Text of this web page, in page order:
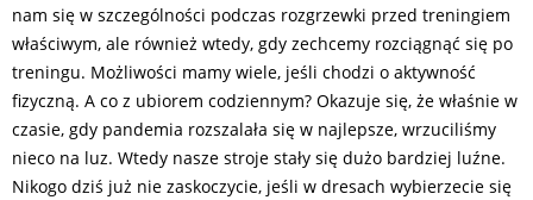
nam się w szczególności podczas rozgrzewki przed treningiem
właściwym, ale również wtedy, gdy zechcemy rozciągnąć się po
treningu. Możliwości mamy wiele, jeśli chodzi o aktywność
fizyczną. A co z ubiorem codziennym? Okazuje się, że właśnie w
czasie, gdy pandemia rozszalała się w najlepsze, wrzuciliśmy
nieco na luz. Wtedy nasze stroje stały się dużo bardziej luźne.
Nikogo dziś już nie zaskoczycie, jeśli w dresach wybierzecie się